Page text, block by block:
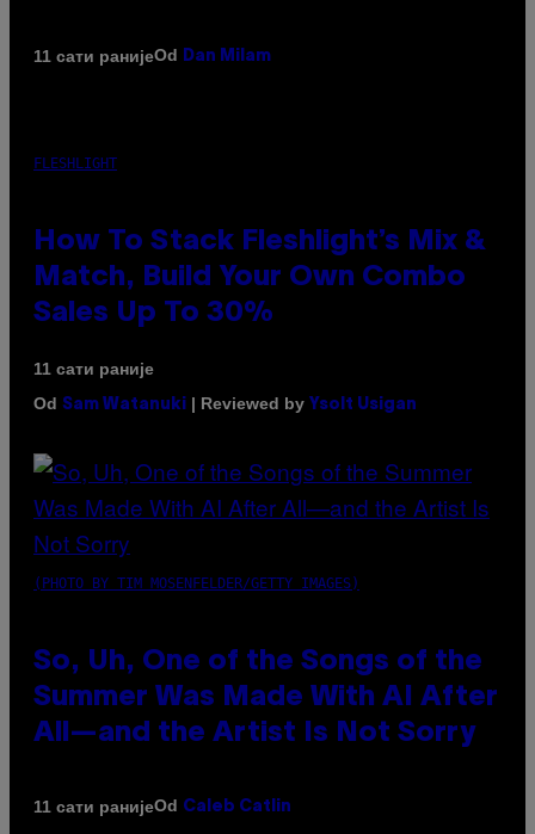
11 сати ранијеOd Dan Milam
FLESHLIGHT
How To Stack Fleshlight’s Mix &
Match, Build Your Own Combo
Sales Up To 30%
11 сати раније
Od Sam Watanuki | Reviewed by Ysolt Usigan
(PHOTO BY TIM MOSENFELDER/GETTY IMAGES)
So, Uh, One of the Songs of the
Summer Was Made With AI After
All—and the Artist Is Not Sorry
11 сати ранијеOd Caleb Catlin